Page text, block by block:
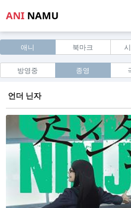
ANI NAMU
애니 북마크
방영중 종영
언더 닌자